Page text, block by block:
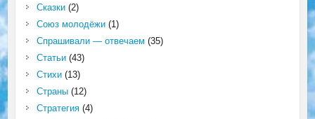
Сказки(2)
Союз молодёжи(1)
Спрашивали — отвечаем (35)
Статьи(43)
Стихи(13)
Страны(12)
Стратегия(4)